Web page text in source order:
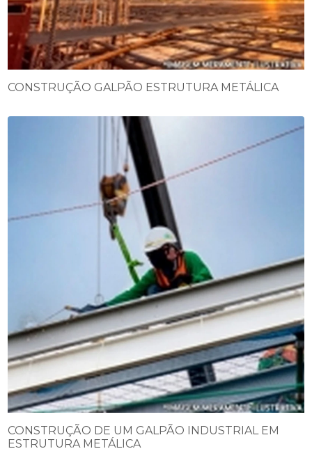
CONSTRUÇÃO GALPÃO ESTRUTURA METÁLICA
CONSTRUÇÃO DE UM GALPÃO INDUSTRIAL EM
ESTRUTURA METÁLICA